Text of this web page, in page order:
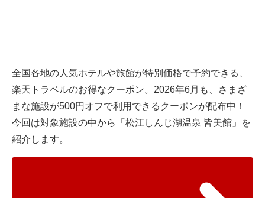
全国各地の人気ホテルや旅館が特別価格で予約できる、
楽天トラベルのお得なクーポン。2026年6月も、さまざ
まな施設が500円オフで利用できるクーポンが配布中！
今回は対象施設の中から「松江しんじ湖温泉 皆美館」を
紹介します。